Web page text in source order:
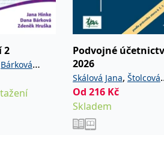
2
Bárková
Zdeněk
Podvojné
2026
Skálová Jana, Štolcová
Anna
Od 216 Kč
Skladem